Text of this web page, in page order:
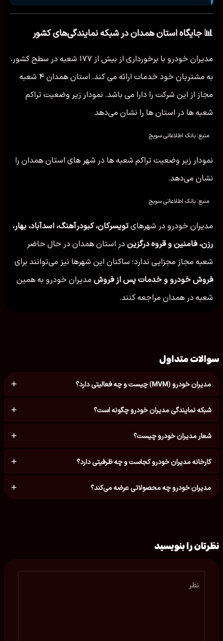
📊 جایگاه استان همدان در شبکه نمایندگی‌های کشور
مدیران خودرو با برخورداری از بیش از ۱۷۷ شعبه در سطح کشور،
به مشتریان خود خدمات ارائه می کند. استان همدان ۴ شعبه
مجاز از این شرکت را دارا می باشد. نمودار زیر وضعیت تراکم
شعبه ها در استان ها را نشان می‌دهد
منبع: بانک اطلاعاتی سویج
نمودار زیر وضعیت تراکم شعبه ها در شهر های استان همدان را
نشان می‌دهد.
منبع: بانک اطلاعاتی سویج
مدیران خودرو در شهرهای تویسركان، کبودرآهنگ، اسدآباد، بهار،
رزن، فامنین و قروه درگزین در استان همدان در حال حاضر
شعبه مجاز مجزایی ندارد؛ ساکنان این شهرها نیز می‌توانند برای
فروش خودرو و خدمات پس از فروش مدیران خودرو به همین
شعبه در همدان مراجعه کنند.
سوالات متداول
مدیران خودرو (MVM) چیست و چه فعالیتی دارد؟
شبکه نمایندگی مدیران خودرو چگونه است؟
شعار مدیران خودرو چیست؟
کارخانه مدیران خودرو کجاست و چه ظرفیتی دارد؟
مدیران خودرو چه محصولاتی عرضه می‌کند؟
نظرتان را بنویسید
نظر